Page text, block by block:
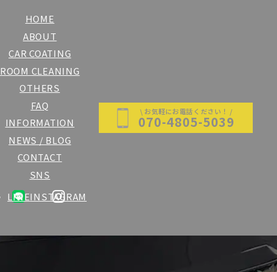
HOME
ABOUT
CAR COATING
ROOM CLEANING
OTHERS
FAQ
INFORMATION
NEWS / BLOG
CONTACT
SNS
LINEINSTAGRAM
\ お気軽にお電話ください！ /
070-4805-5039